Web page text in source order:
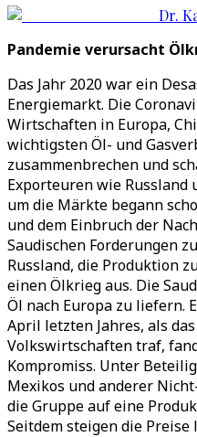
Dr.
Pandemie verursacht
Das Jahr 2020 war ein
Energiemarkt. Die
Wirtschaften in Europa,
wichtigsten Öl- und
zusammenbrechen und
Exporteuren wie Russland
um die Märkte begann
und dem Einbruch der
Saudischen Forderungen
Russland, die Produktion
einen Ölkrieg aus. Die
Öl nach Europa zu liefern.
April letzten Jahres, als
Volkswirtschaften traf,
Kompromiss. Unter
Mexikos und anderer
die Gruppe auf eine
Seitdem steigen die Preise